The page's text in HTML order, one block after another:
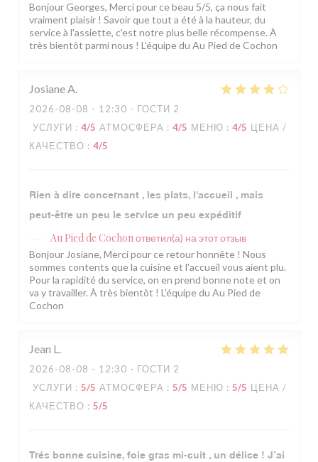
Bonjour Georges, Merci pour ce beau 5/5, ça nous fait
vraiment plaisir ! Savoir que tout a été à la hauteur, du
service à l'assiette, c'est notre plus belle récompense. À
très bientôt parmi nous ! L'équipe du Au Pied de Cochon
JosianeA
2026-08-08 - 12:30 - ГОСТИ 2
УСЛУГИ : 4/5 АТМОСФЕРА : 4/5 МЕНЮ : 4/5 ЦЕНА /
КАЧЕСТВО : 4/5
Rien à dire concernant , les plats, l'accueil , mais
peut-être un peu le service un peu expéditif
Au Pied de Cochonответил(а) на этот отзыв
Bonjour Josiane, Merci pour ce retour honnête ! Nous
sommes contents que la cuisine et l'accueil vous aient plu.
Pour la rapidité du service, on en prend bonne note et on
va y travailler. À très bientôt ! L'équipe du Au Pied de
Cochon
Jean L
2026-08-08 - 12:30 - ГОСТИ 2
УСЛУГИ : 5/5 АТМОСФЕРА : 5/5 МЕНЮ : 5/5 ЦЕНА /
КАЧЕСТВО : 5/5
Trés bonne cuisine, foie gras mi-cuit , un délice ! J’ai